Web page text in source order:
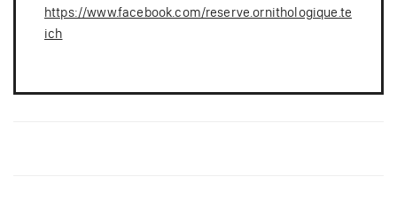
https://www.facebook.com/reserve.ornithologique.te
ich